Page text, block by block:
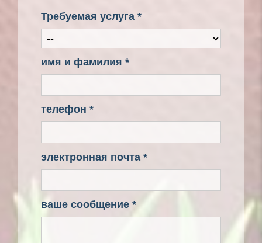
Требуемая услуга *
имя и фамилия *
телефон *
электронная почта *
ваше сообщение *